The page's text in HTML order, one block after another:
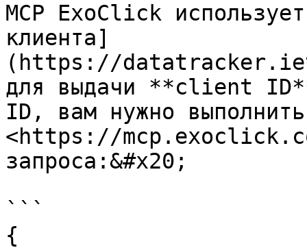
MCP ExoClick
клиента]
(https://
для выдачи **client
ID, вам нужно
<https://
запроса:&#x20;
```
{